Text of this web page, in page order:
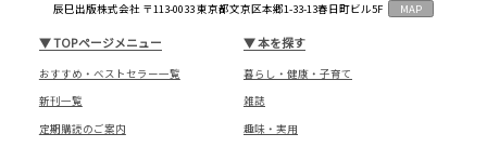
辰巳出版株式会社 〒113-0033 東京都文京区本郷1-33-13春日町ビル5F MAP
▼TOPページメニュー
おすすめ・ベストセラー一覧
新刊一覧
定期購読のご案内
▼本を探す
暮らし・健康・子育て
雑誌
趣味・実用